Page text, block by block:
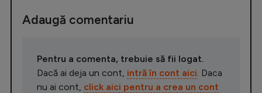
Adaugă comentariu
Pentru a comenta, trebuie să fii logat.
Dacă ai deja un cont, intră în cont aici . Daca
nu ai cont, click aici pentru a crea un cont